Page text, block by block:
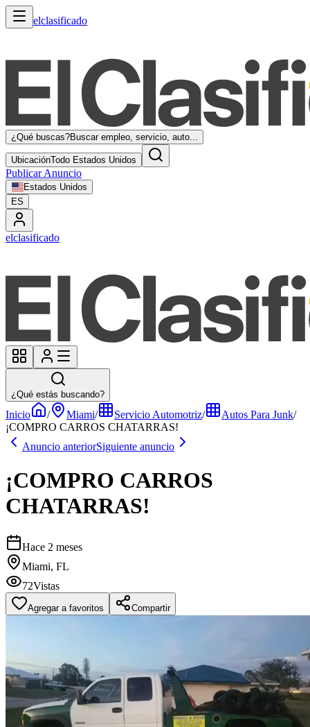
elclasificado
¿Qué buscas?Buscar empleo, servicio, auto...
UbicaciónTodo Estados Unidos
Publicar Anuncio
Estados Unidos
ES
elclasificado
¿Qué estás buscando?
Inicio / Miami/ Servicio Automotriz/ Autos Para Junk/
¡COMPRO CARROS CHATARRAS!
Anuncio anteriorSiguiente anuncio
¡COMPRO CARROS
CHATARRAS!
Hace 2 meses
Miami, FL
72Vistas
Agregar a favoritos Compartir